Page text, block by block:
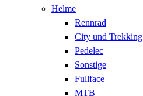
Helme
Rennrad
City und Trekking
Pedelec
Sonstige
Fullface
MTB